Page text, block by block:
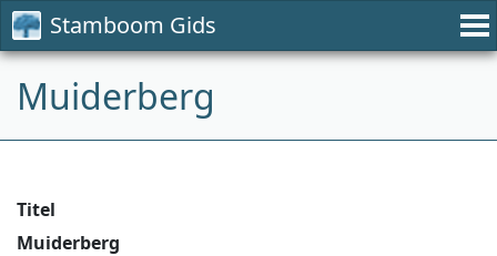
Stamboom Gids
Muiderberg
Titel
Muiderberg